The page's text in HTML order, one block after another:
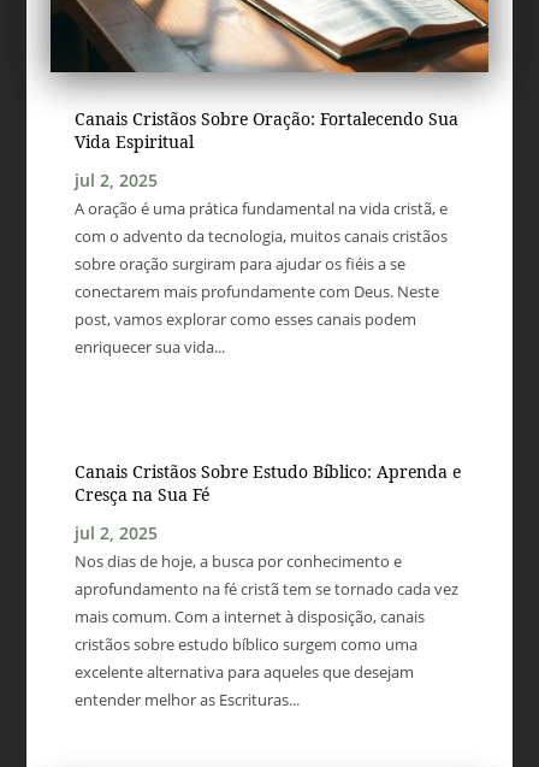
Canais Cristãos Sobre Oração: Fortalecendo Sua
Vida Espiritual
jul 2, 2025
A oração é uma prática fundamental na vida cristã, e
com o advento da tecnologia, muitos canais cristãos
sobre oração surgiram para ajudar os fiéis a se
conectarem mais profundamente com Deus. Neste
post, vamos explorar como esses canais podem
enriquecer sua vida...
Canais Cristãos Sobre Estudo Bíblico: Aprenda e
Cresça na Sua Fé
jul 2, 2025
Nos dias de hoje, a busca por conhecimento e
aprofundamento na fé cristã tem se tornado cada vez
mais comum. Com a internet à disposição, canais
cristãos sobre estudo bíblico surgem como uma
excelente alternativa para aqueles que desejam
entender melhor as Escrituras...